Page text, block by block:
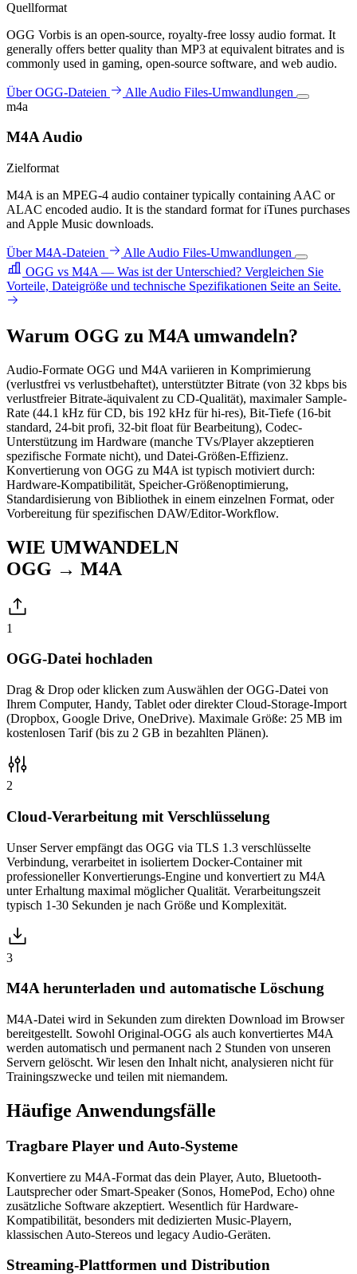
Quellformat
OGG Vorbis is an open-source, royalty-free lossy audio format. It
generally offers better quality than MP3 at equivalent bitrates and is
commonly used in gaming, open-source software, and web audio.
Über OGG-Dateien
Alle Audio Files-Umwandlungen
m4a
M4A Audio
Zielformat
M4A is an MPEG-4 audio container typically containing AAC or
ALAC encoded audio. It is the standard format for iTunes purchases
and Apple Music downloads.
Über M4A-Dateien
Alle Audio Files-Umwandlungen
OGG vs M4A — Was ist der Unterschied? Vergleichen Sie
Vorteile, Dateigröße und technische Spezifikationen Seite an Seite.
Warum OGG zu M4A umwandeln?
Audio-Formate OGG und M4A variieren in Komprimierung
(verlustfrei vs verlustbehaftet), unterstützter Bitrate (von 32 kbps bis
verlustfreier Bitrate-äquivalent zu CD-Qualität), maximaler Sample-
Rate (44.1 kHz für CD, bis 192 kHz für hi-res), Bit-Tiefe (16-bit
standard, 24-bit profi, 32-bit float für Bearbeitung), Codec-
Unterstützung im Hardware (manche TVs/Player akzeptieren
spezifische Formate nicht), und Datei-Größen-Effizienz.
Konvertierung von OGG zu M4A ist typisch motiviert durch:
Hardware-Kompatibilität, Speicher-Größenoptimierung,
Standardisierung von Bibliothek in einem einzelnen Format, oder
Vorbereitung für spezifischen DAW/Editor-Workflow.
WIE UMWANDELN
OGG → M4A
1
OGG-Datei hochladen
Drag & Drop oder klicken zum Auswählen der OGG-Datei von
Ihrem Computer, Handy, Tablet oder direkter Cloud-Storage-Import
(Dropbox, Google Drive, OneDrive). Maximale Größe: 25 MB im
kostenlosen Tarif (bis zu 2 GB in bezahlten Plänen).
2
Cloud-Verarbeitung mit Verschlüsselung
Unser Server empfängt das OGG via TLS 1.3 verschlüsselte
Verbindung, verarbeitet in isoliertem Docker-Container mit
professioneller Konvertierungs-Engine und konvertiert zu M4A
unter Erhaltung maximal möglicher Qualität. Verarbeitungszeit
typisch 1-30 Sekunden je nach Größe und Komplexität.
3
M4A herunterladen und automatische Löschung
M4A-Datei wird in Sekunden zum direkten Download im Browser
bereitgestellt. Sowohl Original-OGG als auch konvertiertes M4A
werden automatisch und permanent nach 2 Stunden von unseren
Servern gelöscht. Wir lesen den Inhalt nicht, analysieren nicht für
Trainingszwecke und teilen mit niemandem.
Häufige Anwendungsfälle
Tragbare Player und Auto-Systeme
Konvertiere zu M4A-Format das dein Player, Auto, Bluetooth-
Lautsprecher oder Smart-Speaker (Sonos, HomePod, Echo) ohne
zusätzliche Software akzeptiert. Wesentlich für Hardware-
Kompatibilität, besonders mit dedizierten Music-Playern,
klassischen Auto-Stereos und legacy Audio-Geräten.
Streaming-Plattformen und Distribution